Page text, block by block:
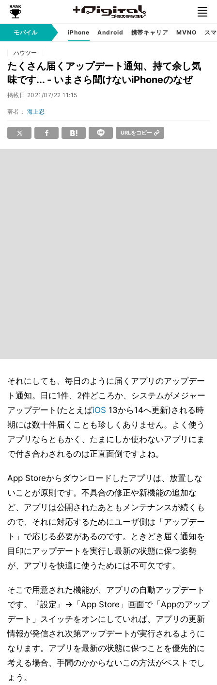
モバイル iPhone Android 携帯キャリア MVNO ス
ハウツー
たくさん届くアップデート通知、持て余し気
味です... - いまさら聞けないiPhoneのなぜ
掲載日 2021/07/22 11:15
著者： 海上忍
URLをコピー
それにしても、毎日のように届くアプリのアップデー
ト通知。日に1件、2件どころか、システムがメジャー
アップデート(たとえばiOS 13から14へ更新)される時
期には数十件届くことも珍しくありません。よく使う
アプリならともかく、たまにしか使わないアプリにま
で付き合わされるのは正直面倒ですよね。
App Storeからダウンロードしたアプリは、放置しな
いことが原則です。不具合の修正や新機能の追加な
ど、アプリは公開されたあともメンテナンスが続くも
ので、それに対応するためにユーザ側は「アップデー
ト」で応じる必要があるのです。ときどき届く通知を
目印にアップデートを実行し最新の状態に保つ姿勢
が、アプリを快適に使うためには不可欠です。
そこで用意された機能が、アプリの自動アップデート
です。『設定』→「App Store」画面で「Appのアップ
デート」スイッチをオンにしていれば、アプリの更新
情報が発信され次第アップデートが実行されるように
なります。アプリを最新の状態に保つことを優先的に
考える場合、手間のかからないこの方法がベストでし
ょう。